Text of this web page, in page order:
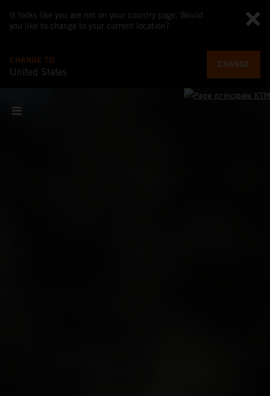
It looks like you are not on your country page. Would
you like to change to your current location?
CHANGE TO
United States
CHANGE